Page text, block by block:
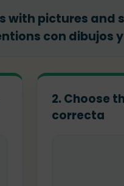
pictures and
con dibujos
2. Choose
correcta